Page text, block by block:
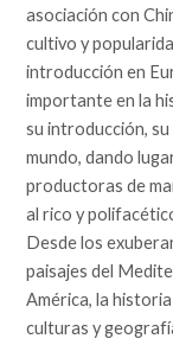
asociación con
cultivo y
introducción en
importante en la
su introducción,
mundo, dando
productoras de
al rico y
Desde los
paisajes del
América, la
culturas y